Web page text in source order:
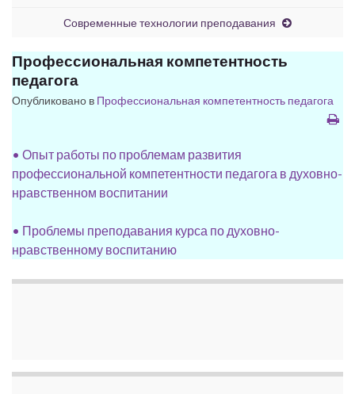
Современные технологии преподавания
Профессиональная компетентность
педагога
Опубликовано в Профессиональная компетентность педагога
• Опыт работы по проблемам развития
профессиональной компетентности педагога в духовно-
нравственном воспитании
• Проблемы преподавания курса по духовно-
нравственному воспитанию